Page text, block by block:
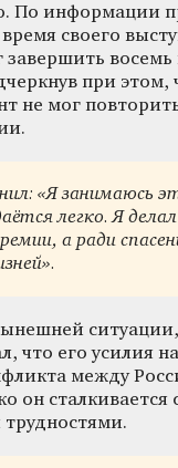
По информации
своего
завершить
при этом,
не мог
«Я занимаюсь
легко. Я
а ради
что его усилия
между
он сталкивается